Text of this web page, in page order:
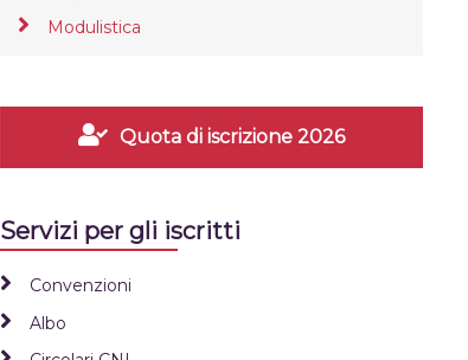
Modulistica
Quota di iscrizione 2026
Servizi per gli iscritti
Convenzioni
Albo